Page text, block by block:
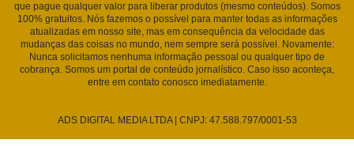
que pague qualquer valor para liberar produtos (mesmo conteúdos). Somos
100% gratuitos. Nós fazemos o possível para manter todas as informações
atualizadas em nosso site, mas em consequência da velocidade das
mudanças das coisas no mundo, nem sempre será possível. Novamente:
Nunca solicitamos nenhuma informação pessoal ou qualquer tipo de
cobrança. Somos um portal de conteúdo jornalístico. Caso isso aconteça,
entre em contato conosco imediatamente.
ADS DIGITAL MEDIA LTDA | CNPJ: 47.588.797/0001-53